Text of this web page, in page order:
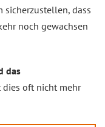
sicherzustellen, dass
noch gewachsen
das
oft nicht mehr